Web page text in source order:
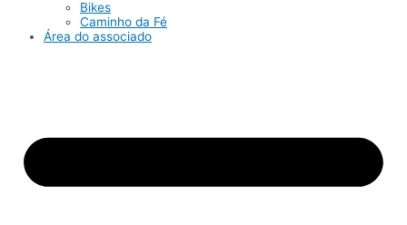
Bikes
Caminho da Fé
Área do associado